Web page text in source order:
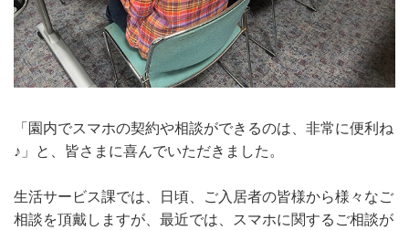
「園内でスマホの契約や相談ができるのは、非常に便利ね
♪」と、皆さまに喜んでいただきました。
生活サービス課では、日頃、ご入居者の皆様から様々なご
相談を頂戴しますが、最近では、スマホに関するご相談が